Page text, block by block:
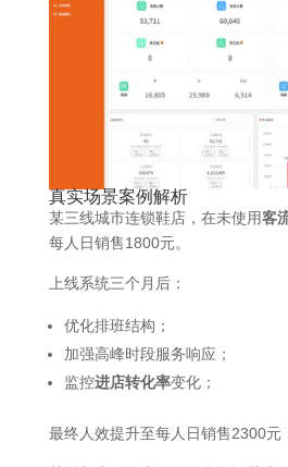
真实场景案例解析
某三线城市连锁鞋店，在未使用客
每人日销售1800元。
上线系统三个月后：
优化排班结构；
加强高峰时段服务响应；
监控进店转化率变化；
最终人效提升至每人日销售2300元